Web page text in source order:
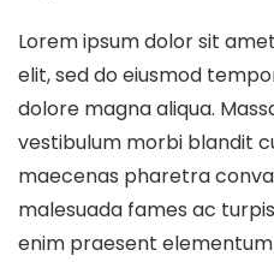
Lorem ipsum dolor sit
elit, sed do eiusmod
dolore magna aliqua.
vestibulum morbi blandit
maecenas pharetra
malesuada fames ac
enim praesent elementum